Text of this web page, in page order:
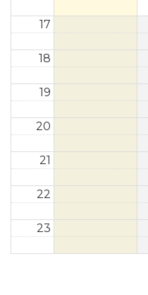
17
18
19
20
21
22
23